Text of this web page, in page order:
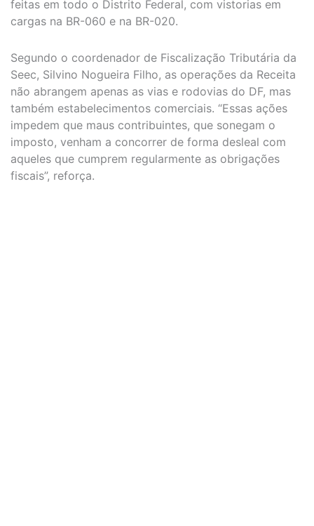
feitas em todo o Distrito Federal, com vistorias em
cargas na BR-060 e na BR-020.
Segundo o coordenador de Fiscalização Tributária da
Seec, Silvino Nogueira Filho, as operações da Receita
não abrangem apenas as vias e rodovias do DF, mas
também estabelecimentos comerciais. “Essas ações
impedem que maus contribuintes, que sonegam o
imposto, venham a concorrer de forma desleal com
aqueles que cumprem regularmente as obrigações
fiscais”, reforça.